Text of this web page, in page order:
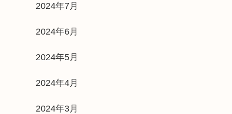
2024年7月
2024年6月
2024年5月
2024年4月
2024年3月